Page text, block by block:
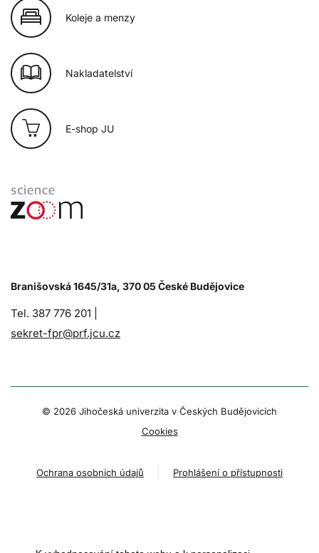
Koleje a menzy
Nakladatelství
E-shop JU
Branišovská 1645/31a, 370 05 České Budějovice
Tel. 387 776 201 |
sekret-fpr@prf.jcu.cz
© 2026 Jihočeská univerzita v Českých Budějovicích
Cookies
Ochrana osobních údajů Prohlášení o přístupnosti